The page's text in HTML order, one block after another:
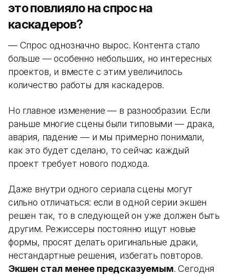
это повлияло на спрос на
каскадеров?
— Спрос однозначно вырос. Контента стало
больше — особенно небольших, но интересных
проектов, и вместе с этим увеличилось
количество работы для каскадеров.
Но главное изменение — в разнообразии. Если
раньше многие сцены были типовыми — драка,
авария, падение — и мы примерно понимали,
как это будет сделано, то сейчас каждый
проект требует нового подхода.
Даже внутри одного сериала сцены могут
сильно отличаться: если в одной серии экшен
решен так, то в следующей он уже должен быть
другим. Режиссеры постоянно ищут новые
формы, просят делать оригинальные драки,
нестандартные решения, избегать повторов.
Экшен стал менее предсказуемым. Сегодня